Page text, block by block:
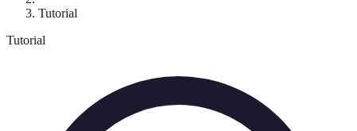
Tutorial
Tutorial